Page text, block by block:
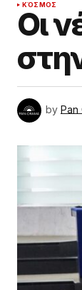
ΚΌΣΜΟΣ
Οι
by Pan